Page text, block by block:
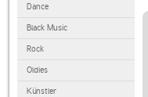
Dance
Black Music
Rock
Oldies
Künstler